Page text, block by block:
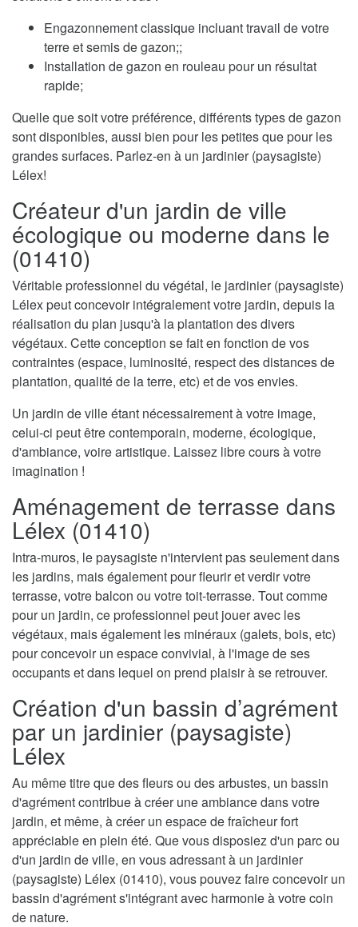
Engazonnement classique incluant travail de votre
terre et semis de gazon;;
Installation de gazon en rouleau pour un résultat
rapide;
Quelle que soit votre préférence, différents types de gazon
sont disponibles, aussi bien pour les petites que pour les
grandes surfaces. Parlez-en à un jardinier (paysagiste)
Lélex!
Créateur d'un jardin de ville
écologique ou moderne dans le
(01410)
Véritable professionnel du végétal, le jardinier (paysagiste)
Lélex peut concevoir intégralement votre jardin, depuis la
réalisation du plan jusqu'à la plantation des divers
végétaux. Cette conception se fait en fonction de vos
contraintes (espace, luminosité, respect des distances de
plantation, qualité de la terre, etc) et de vos envies.
Un jardin de ville étant nécessairement à votre image,
celui-ci peut être contemporain, moderne, écologique,
d'ambiance, voire artistique. Laissez libre cours à votre
imagination !
Aménagement de terrasse dans
Lélex (01410)
Intra-muros, le paysagiste n'intervient pas seulement dans
les jardins, mais également pour fleurir et verdir votre
terrasse, votre balcon ou votre toit-terrasse. Tout comme
pour un jardin, ce professionnel peut jouer avec les
végétaux, mais également les minéraux (galets, bois, etc)
pour concevoir un espace convivial, à l'image de ses
occupants et dans lequel on prend plaisir à se retrouver.
Création d'un bassin d’agrément
par un jardinier (paysagiste)
Lélex
Au même titre que des fleurs ou des arbustes, un bassin
d'agrément contribue à créer une ambiance dans votre
jardin, et même, à créer un espace de fraîcheur fort
appréciable en plein été. Que vous disposiez d'un parc ou
d'un jardin de ville, en vous adressant à un jardinier
(paysagiste) Lélex (01410), vous pouvez faire concevoir un
bassin d'agrément s'intégrant avec harmonie à votre coin
de nature.